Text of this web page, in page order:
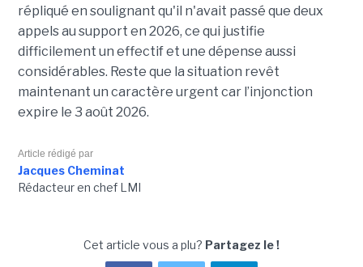
répliqué en soulignant qu'il n'avait passé que deux
appels au support en 2026, ce qui justifie
difficilement un effectif et une dépense aussi
considérables. Reste que la situation revêt
maintenant un caractère urgent car l’injonction
expire le 3 août 2026.
Article rédigé par
Jacques Cheminat
Rédacteur en chef LMI
Cet article vous a plu? Partagez le !